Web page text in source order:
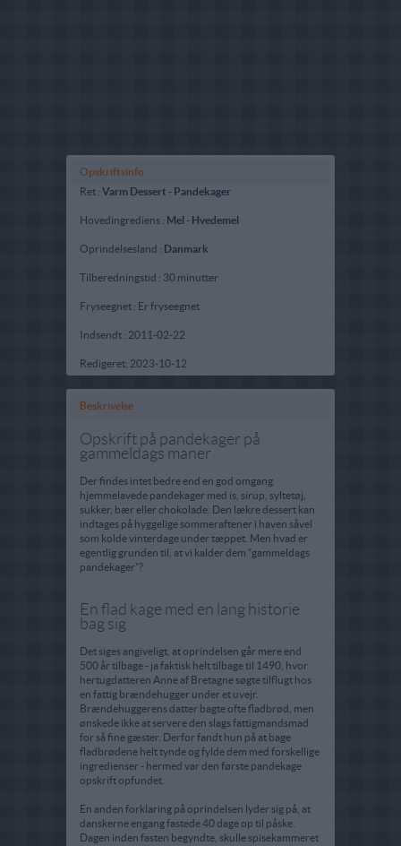
Opskriftsinfo
Ret : Varm Dessert - Pandekager
Hovedingrediens : Mel - Hvedemel
Oprindelsesland : Danmark
Tilberedningstid : 30 minutter
Fryseegnet : Er fryseegnet
Indsendt : 2011-02-22
Redigeret: 2023-10-12
Beskrivelse
Opskrift på pandekager på
gammeldags maner
Der findes intet bedre end en god omgang
hjemmelavede pandekager med is, sirup, syltetøj,
sukker, bær eller chokolade. Den lækre dessert kan
indtages på hyggelige sommeraftener i haven såvel
som kolde vinterdage under tæppet. Men hvad er
egentlig grunden til, at vi kalder dem “gammeldags
pandekager”?
En flad kage med en lang historie
bag sig
Det siges angiveligt, at oprindelsen går mere end
500 år tilbage - ja faktisk helt tilbage til 1490, hvor
hertugdatteren Anne af Bretagne søgte tilflugt hos
en fattig brændehugger under et uvejr.
Brændehuggerens datter bagte ofte fladbrød, men
ønskede ikke at servere den slags fattigmandsmad
for så fine gæster. Derfor fandt hun på at bage
fladbrødene helt tynde og fylde dem med forskellige
ingredienser - hermed var den første pandekage
opskrift opfundet.
En anden forklaring på oprindelsen lyder sig på, at
danskerne engang fastede 40 dage op til påske.
Dagen inden fasten begyndte, skulle spisekammeret